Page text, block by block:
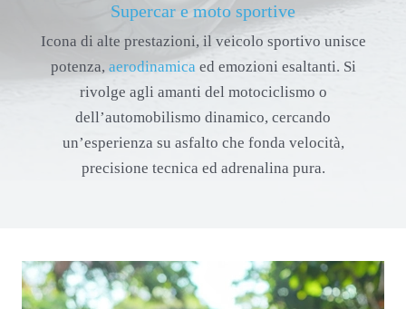
Supercar e moto sportive
Icona di alte prestazioni, il veicolo sportivo unisce
potenza, aerodinamica ed emozioni esaltanti. Si
rivolge agli amanti del motociclismo o
dell’automobilismo dinamico, cercando
un’esperienza su asfalto che fonda velocità,
precisione tecnica ed adrenalina pura.